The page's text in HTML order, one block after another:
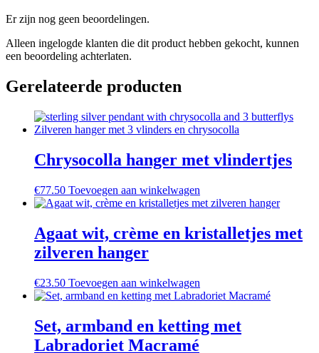
Er zijn nog geen beoordelingen.
Alleen ingelogde klanten die dit product hebben gekocht, kunnen
een beoordeling achterlaten.
Gerelateerde producten
Chrysocolla hanger met vlindertjes
€77.50 Toevoegen aan winkelwagen
Agaat wit, crème en kristalletjes met
zilveren hanger
€23.50 Toevoegen aan winkelwagen
Set, armband en ketting met
Labradoriet Macramé